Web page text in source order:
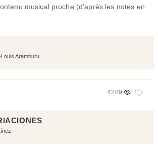
musical proche (d'après les notes en
Aramburu
4289